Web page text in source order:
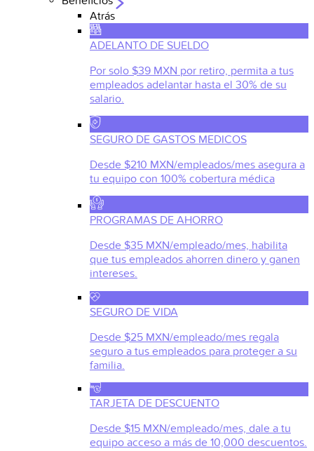
Atrás
ADELANTO DE SUELDO
Por solo $39 MXN por retiro, permita a tus
empleados adelantar hasta el 30% de su
salario.
SEGURO DE GASTOS MEDICOS
Desde $210 MXN/empleados/mes asegura a
tu equipo con 100% cobertura médica
PROGRAMAS DE AHORRO
Desde $35 MXN/empleado/mes, habilita
que tus empleados ahorren dinero y ganen
intereses.
SEGURO DE VIDA
Desde $25 MXN/empleado/mes regala
seguro a tus empleados para proteger a su
familia.
TARJETA DE DESCUENTO
Desde $15 MXN/empleado/mes, dale a tu
equipo acceso a más de 10,000 descuentos.